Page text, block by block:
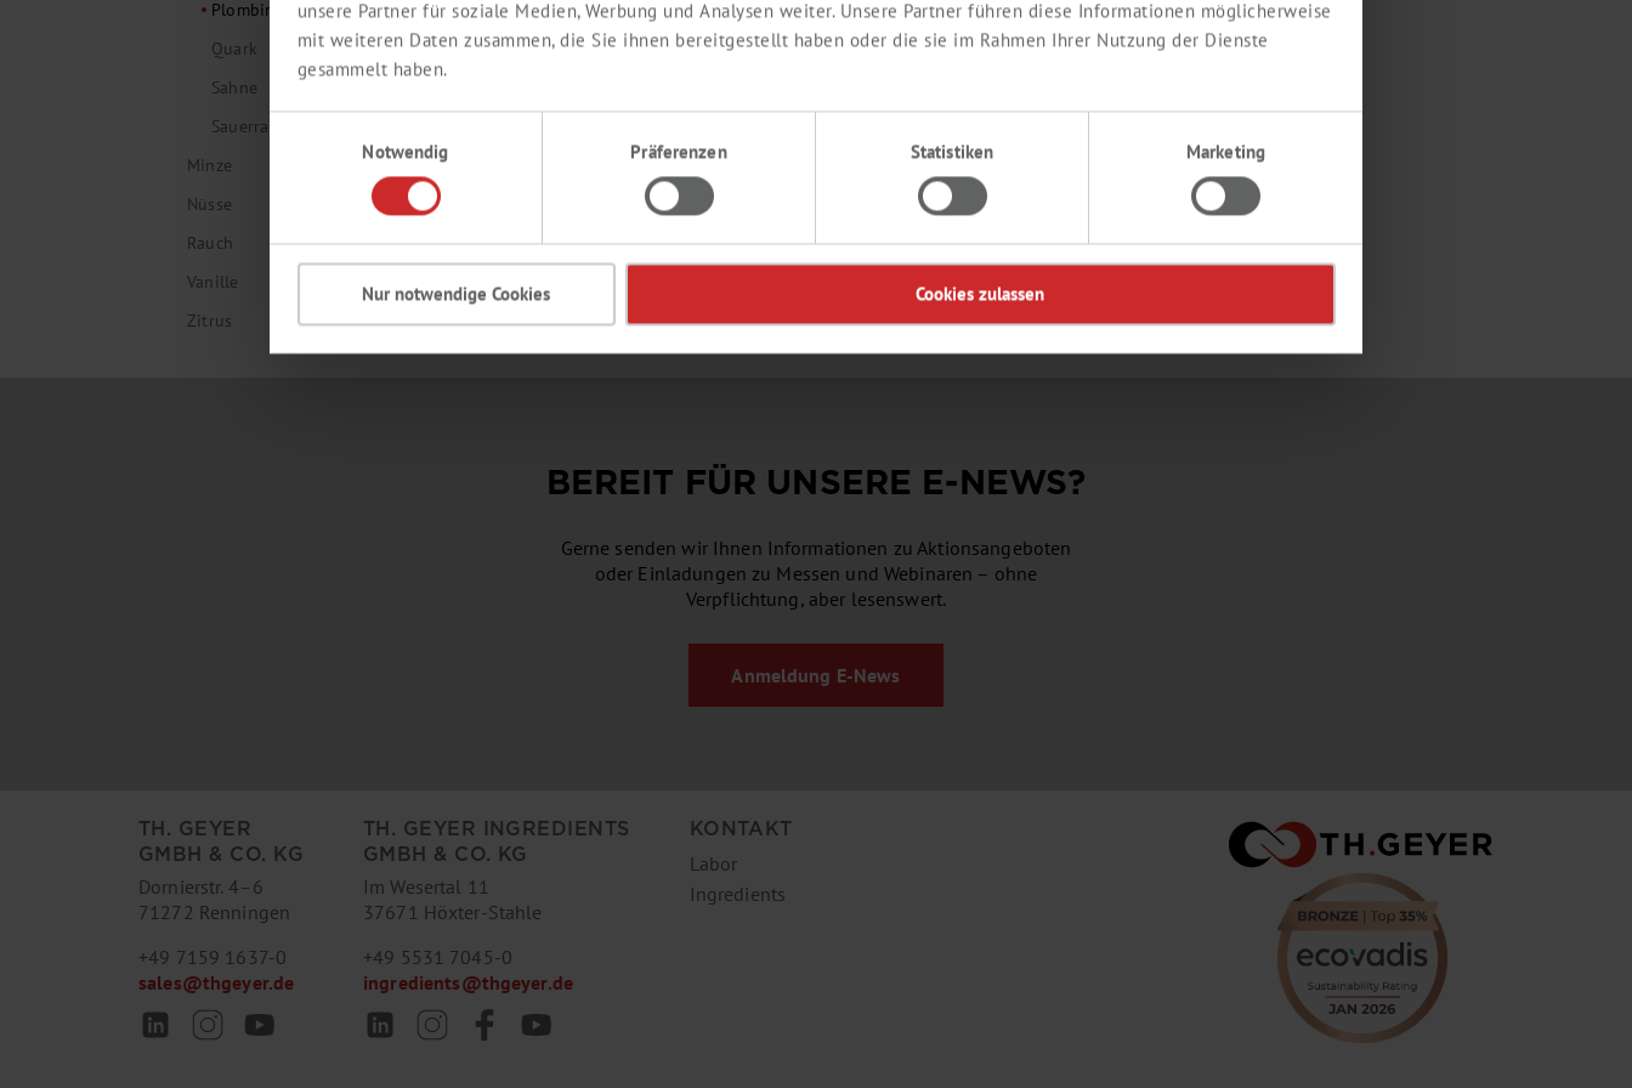
unsere Partner für soziale Medien, Werbung und Analysen weiter. Unsere Partner führen diese Informationen möglicherweise
mit weiteren Daten zusammen, die Sie ihnen bereitgestellt haben oder die sie im Rahmen Ihrer Nutzung der Dienste
gesammelt haben.
Notwendig
Präferenzen Statistiken Marketing
Nur notwendige Cookies Cookies zulassen
Plombir
Quark
Sahne
Sauerrahm
Minze
Nüsse
Rauch expand_more
Vanille
Zitrus expand_more
PLOMBIR AROMA
Produktnummer:SY691718
BEREIT FÜR UNSERE E-NEWS?
Gerne senden wir Ihnen Informationen zu Aktionsangeboten
oder Einladungen zu Messen und Webinaren – ohne
Verpflichtung, aber lesenswert.
Anmeldung E-News
TH. GEYER
GMBH & CO. KG
Dornierstr. 4–6
71272 Renningen
+49 7159 1637-0
sales@thgeyer.de
TH. GEYER INGREDIENTS
GMBH & CO. KG
Im Wesertal 11
37671 Höxter-Stahle
+49 5531 7045-0
ingredients@thgeyer.de
KONTAKT
Labor
Ingredients